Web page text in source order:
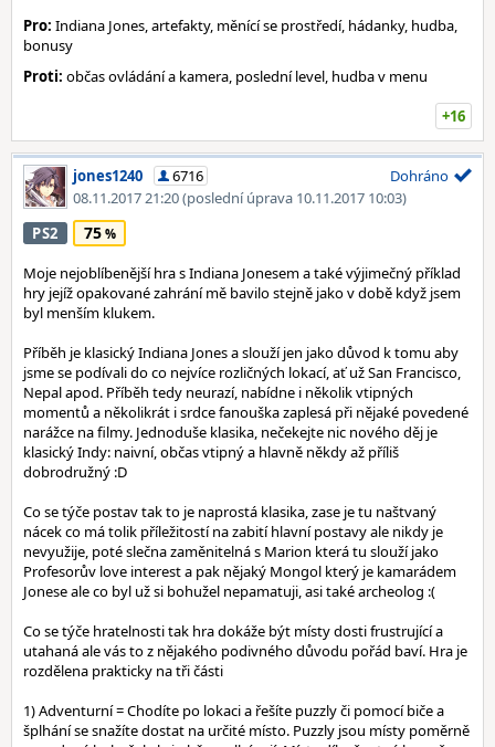
Pro: Indiana Jones, artefakty, měnící se prostředí, hádanky, hudba,
bonusy
Proti: občas ovládání a kamera, poslední level, hudba v menu
+16
jones1240
6716
08.11.2017 21:20(poslední úprava 10.11.2017 10:03)
Dohráno
PS2 75
Moje nejoblíbenější hra s Indiana Jonesem a také výjimečný příklad
hry jejíž opakované zahrání mě bavilo stejně jako v době když jsem
byl menším klukem.
Příběh je klasický Indiana Jones a slouží jen jako důvod k tomu aby
jsme se podívali do co nejvíce rozličných lokací, ať už San Francisco,
Nepal apod. Příběh tedy neurazí, nabídne i několik vtipných
momentů a několikrát i srdce fanouška zaplesá při nějaké povedené
narážce na filmy. Jednoduše klasika, nečekejte nic nového děj je
klasický Indy: naivní, občas vtipný a hlavně někdy až příliš
dobrodružný :D
Co se týče postav tak to je naprostá klasika, zase je tu naštvaný
nácek co má tolik příležitostí na zabití hlavní postavy ale nikdy je
nevyužije, poté slečna zaměnitelná s Marion která tu slouží jako
Profesorův love interest a pak nějaký Mongol který je kamarádem
Jonese ale co byl už si bohužel nepamatuji, asi také archeolog :(
Co se týče hratelnosti tak hra dokáže být místy dosti frustrující a
utahaná ale vás to z nějakého podivného důvodu pořád baví. Hra je
rozdělena prakticky na tři části
1) Adventurní = Chodíte po lokaci a řešíte puzzly či pomocí biče a
šplhání se snažíte dostat na určité místo. Puzzly jsou místy poměrně